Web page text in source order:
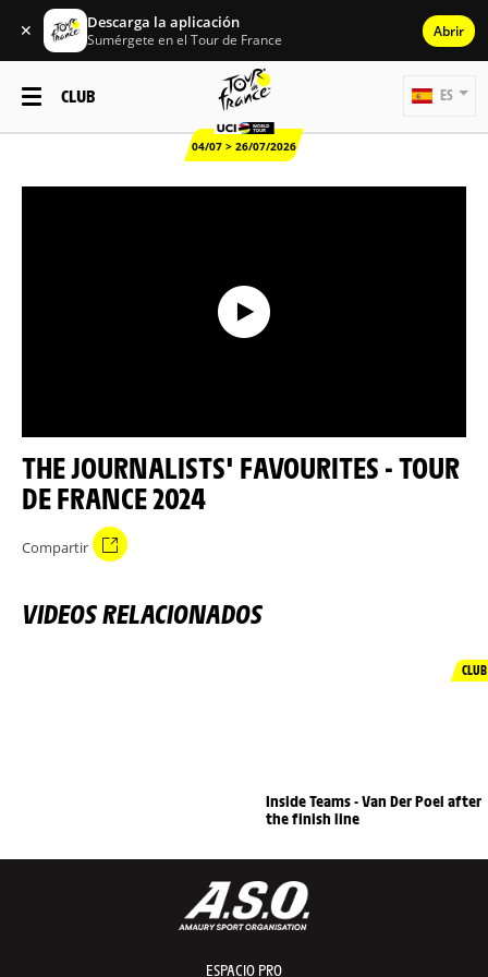
✕ Descarga la aplicación
Sumérgete en el Tour de France Abrir
CLUB
04/07 > 26/07/2026
ES
THE JOURNALISTS' FAVOURITES - TOUR
DE FRANCE 2024
Compartir
VIDEOS RELACIONADOS
CLUB
Inside Teams - Van Der Poel after
the finish line
ESPACIO PRO